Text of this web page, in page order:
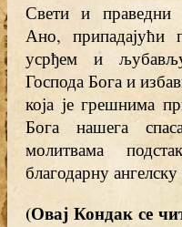
Свети и праведни
Ано, припадајући
усрђем и
Господа Бога и
која је грешнима
Бога нашега
молитвама
благодарну
(Овај Кондак се